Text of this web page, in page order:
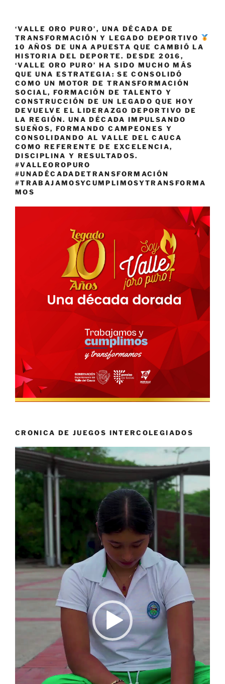
‘VALLE ORO PURO’, UNA DÉCADA DE
TRANSFORMACIÓN Y LEGADO DEPORTIVO
10 AÑOS DE UNA APUESTA QUE CAMBIÓ LA
HISTORIA DEL DEPORTE. DESDE 2016,
‘VALLE ORO PURO’ HA SIDO MUCHO MÁS
QUE UNA ESTRATEGIA: SE CONSOLIDÓ
COMO UN MOTOR DE TRANSFORMACIÓN
SOCIAL, FORMACIÓN DE TALENTO Y
CONSTRUCCIÓN DE UN LEGADO QUE HOY
DEVUELVE EL LIDERAZGO DEPORTIVO DE
LA REGIÓN. UNA DÉCADA IMPULSANDO
SUEÑOS, FORMANDO CAMPEONES Y
CONSOLIDANDO AL VALLE DEL CAUCA
COMO REFERENTE DE EXCELENCIA,
DISCIPLINA Y RESULTADOS.
#VALLEOROPURO
#UNADÉCADADETRANSFORMACIÓN
#TRABAJAMOSYCUMPLIMOSYTRANSFORMA
MOS
CRONICA DE JUEGOS INTERCOLEGIADOS
Reproductor
vídeo